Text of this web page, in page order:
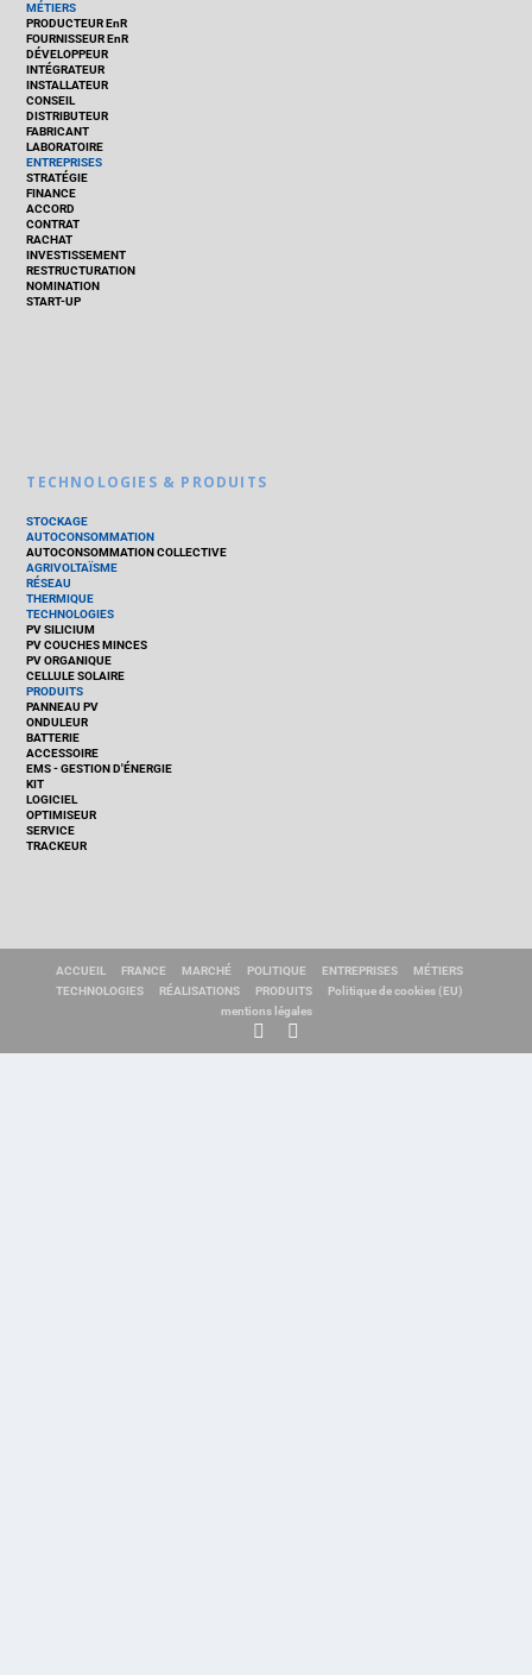
MÉTIERS
PRODUCTEUR EnR
FOURNISSEUR EnR
DÉVELOPPEUR
INTÉGRATEUR
INSTALLATEUR
CONSEIL
DISTRIBUTEUR
FABRICANT
LABORATOIRE
ENTREPRISES
STRATÉGIE
FINANCE
ACCORD
CONTRAT
RACHAT
INVESTISSEMENT
RESTRUCTURATION
NOMINATION
START-UP
TECHNOLOGIES & PRODUITS
STOCKAGE
AUTOCONSOMMATION
AUTOCONSOMMATION COLLECTIVE
AGRIVOLTAÏSME
RÉSEAU
THERMIQUE
TECHNOLOGIES
PV SILICIUM
PV COUCHES MINCES
PV ORGANIQUE
CELLULE SOLAIRE
PRODUITS
PANNEAU PV
ONDULEUR
BATTERIE
ACCESSOIRE
EMS - GESTION D'ÉNERGIE
KIT
LOGICIEL
OPTIMISEUR
SERVICE
TRACKEUR
ACCUEIL FRANCE MARCHÉ POLITIQUE ENTREPRISES
MÉTIERS
TECHNOLOGIES
RÉALISATIONS PRODUITS
Politique de cookies (EU)
mentions légales